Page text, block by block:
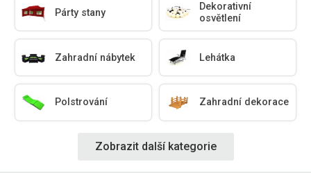
Párty stany
Dekorativní
osvětlení
Zahradní nábytek Lehátka
Polstrování Zahradní dekorace
Zobrazit další kategorie